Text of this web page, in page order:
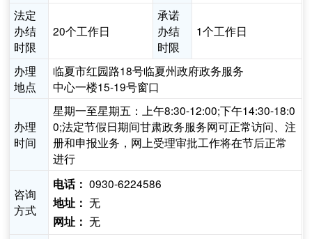
法定
办结
时限
20个工作日
承诺
办结
时限
1个工作日
办理
地点
临夏市红园路18号临夏州政府政务服务
中心一楼15-19号窗口
办理
时间
星期一至星期五：上午8:30-12:00;下午14:30-18:0
0;法定节假日期间甘肃政务服务网可正常访问、注
册和申报业务，网上受理审批工作将在节后正常
进行
咨询
方式
电话： 0930-6224586
地址： 无
网址： 无